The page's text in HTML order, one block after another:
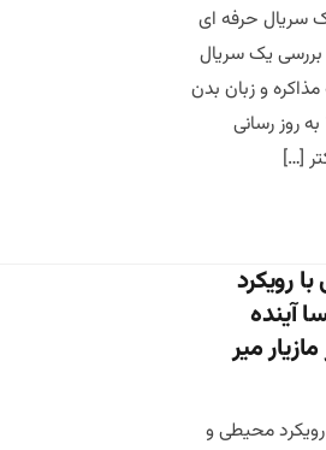
سریال حرفه ای
بررسی یک سریال
و زبان بدن
دی ماه 1389 به روز رسانی
رویکرد
آینده
میر
رویکرد محیطی و